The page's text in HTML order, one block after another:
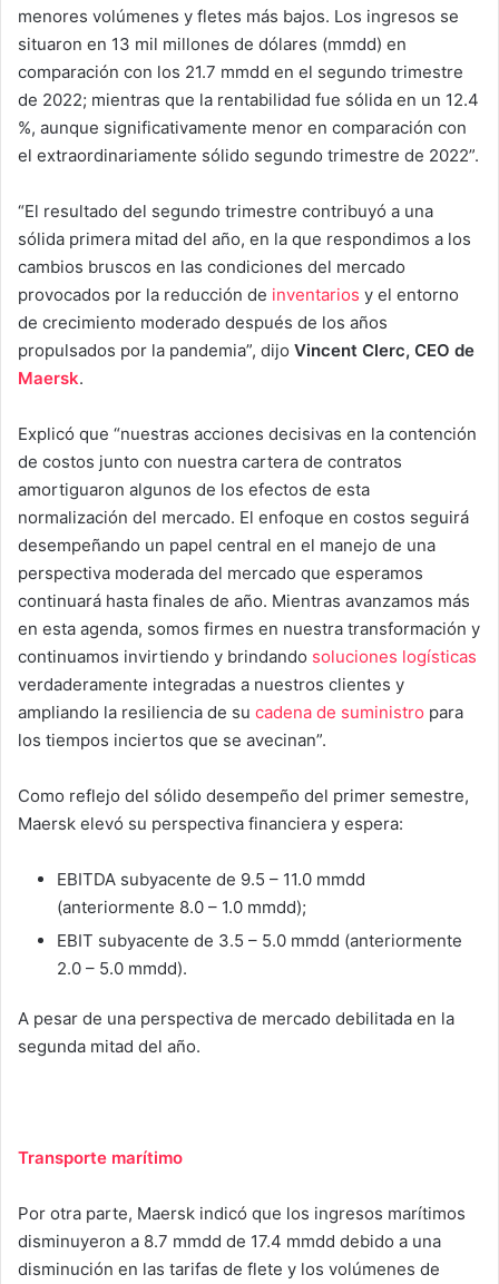
menores volúmenes y fletes más bajos. Los ingresos se
situaron en 13 mil millones de dólares (mmdd) en
comparación con los 21.7 mmdd en el segundo trimestre
de 2022; mientras que la rentabilidad fue sólida en un 12.4
%, aunque significativamente menor en comparación con
el extraordinariamente sólido segundo trimestre de 2022”.
“El resultado del segundo trimestre contribuyó a una
sólida primera mitad del año, en la que respondimos a los
cambios bruscos en las condiciones del mercado
provocados por la reducción de inventarios y el entorno
de crecimiento moderado después de los años
propulsados por la pandemia”, dijo Vincent Clerc, CEO de
Maersk.
Explicó que “nuestras acciones decisivas en la contención
de costos junto con nuestra cartera de contratos
amortiguaron algunos de los efectos de esta
normalización del mercado. El enfoque en costos seguirá
desempeñando un papel central en el manejo de una
perspectiva moderada del mercado que esperamos
continuará hasta finales de año. Mientras avanzamos más
en esta agenda, somos firmes en nuestra transformación y
continuamos invirtiendo y brindando soluciones logísticas
verdaderamente integradas a nuestros clientes y
ampliando la resiliencia de su cadena de suministro para
los tiempos inciertos que se avecinan”.
Como reflejo del sólido desempeño del primer semestre,
Maersk elevó su perspectiva financiera y espera:
EBITDA subyacente de 9.5 – 11.0 mmdd
(anteriormente 8.0 – 1.0 mmdd);
EBIT subyacente de 3.5 – 5.0 mmdd (anteriormente
2.0 – 5.0 mmdd).
A pesar de una perspectiva de mercado debilitada en la
segunda mitad del año.
Transporte marítimo
Por otra parte, Maersk indicó que los ingresos marítimos
disminuyeron a 8.7 mmdd de 17.4 mmdd debido a una
disminución en las tarifas de flete y los volúmenes de